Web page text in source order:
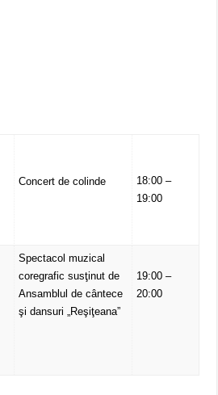
Concert de colinde
18:00 –
19:00
Spectacol muzical
coregrafic susţinut de
Ansamblul de cântece
şi dansuri „Reşiţeana”
19:00 –
20:00